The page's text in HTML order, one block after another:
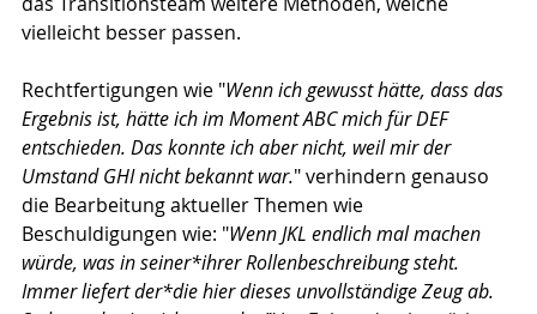
vielleicht besser passen.
Rechtfertigungen wie "Wenn ich gewusst hätte, dass das
Ergebnis ist, hätte ich im Moment ABC mich für DEF
entschieden. Das konnte ich aber nicht, weil mir der
Umstand GHI nicht bekannt war." verhindern genauso
die Bearbeitung aktueller Themen wie
Beschuldigungen wie: "Wenn JKL endlich mal machen
würde, was in seiner*ihrer Rollenbeschreibung steht.
Immer liefert der*die hier dieses unvollständige Zeug ab.